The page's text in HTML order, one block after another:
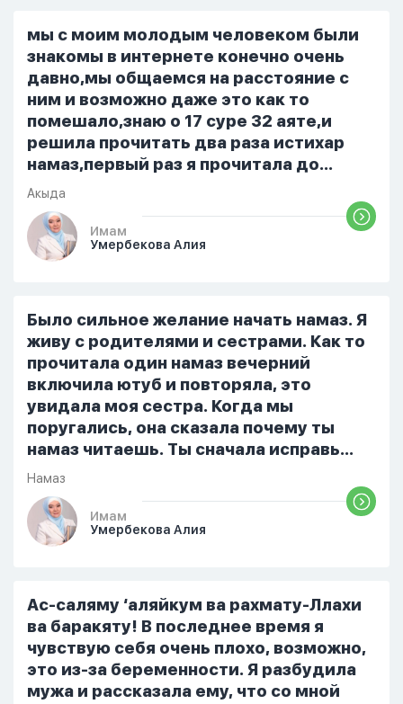
только ночью, иногда засыпаю одна.
Мы пытались ему говорить что так
нельзя но он всё равно делает...
мы с моим молодым человеком были
знакомы в интернете конечно очень
давно,мы общаемся на расстояние с
ним и возможно даже это как то
помешало,знаю о 17 суре 32 аяте,и
решила прочитать два раза истихар
намаз,первый раз я прочитала до
«Аср» намаза и сначала было
тревожно,позже стало спокойно и в
голову начали лезть только хорошие
мысли,во второй раз когда я решила в
русский,потому что боялась
ошибиться и то что намаз не
примется,совершила истихар во время
тахаджуд...
Акыда
Имам
Умербекова Алия
Было сильное желание начать намаз. Я
живу с родителями и сестрами. Как то
прочитала один намаз вечерний
включила ютуб и повторяла, это
увидала моя сестра. Когда мы
поругались, она сказала почему ты
намаз читаешь. Ты сначала исправь
себя. После этого я не вставала на
намаз и не видела жайнамаз. Я просто
уже так не могу читать, смотреть . Дуа
я делаю скрытно если делаю дома. Я
От родных же людей.
Намаз
Имам
Умербекова Алия
Ас-саляму ‘аляйкум ва рахмату-Ллахи
ва баракяту! В последнее время я
чувствую себя очень плохо, возможно,
это из-за беременности. Я разбудила
мужа и рассказала ему, что со мной